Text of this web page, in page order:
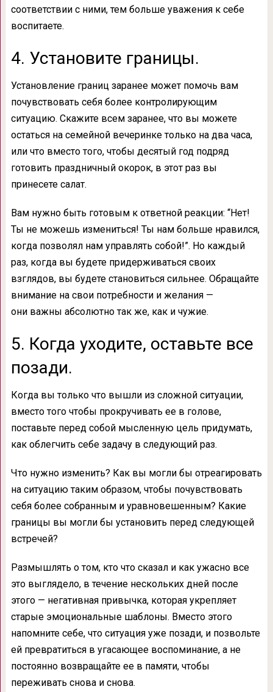
соответствии с ними, тем больше уважения к себе
воспитаете.
4. Установите границы.
Установление границ заранее может помочь вам
почувствовать себя более контролирующим
ситуацию. Скажите всем заранее, что вы можете
остаться на семейной вечеринке только на два часа,
или что вместо того, чтобы десятый год подряд
готовить праздничный окорок, в этот раз вы
принесете салат.
Вам нужно быть готовым к ответной реакции: “Нет!
Ты не можешь измениться! Ты нам больше нравился,
когда позволял нам управлять собой!”. Но каждый
раз, когда вы будете придерживаться своих
взглядов, вы будете становиться сильнее. Обращайте
внимание на свои потребности и желания —
они важны абсолютно так же, как и чужие.
5. Когда уходите, оставьте все
позади.
Когда вы только что вышли из сложной ситуации,
вместо того чтобы прокручивать ее в голове,
поставьте перед собой мысленную цель придумать,
как облегчить себе задачу в следующий раз.
Что нужно изменить? Как вы могли бы отреагировать
на ситуацию таким образом, чтобы почувствовать
себя более собранным и уравновешенным? Какие
границы вы могли бы установить перед следующей
встречей?
Размышлять о том, кто что сказал и как ужасно все
это выглядело, в течение нескольких дней после
этого — негативная привычка, которая укрепляет
старые эмоциональные шаблоны. Вместо этого
напомните себе, что ситуация уже позади, и позвольте
ей превратиться в угасающее воспоминание, а не
постоянно возвращайте ее в памяти, чтобы
переживать снова и снова.